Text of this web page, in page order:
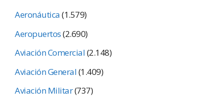
Aeronáutica(1.579)
Aeropuertos(2.690)
Aviación Comercial(2.148)
Aviación General(1.409)
Aviación Militar(737)